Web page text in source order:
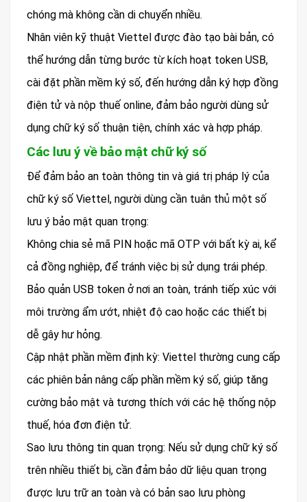
chóng mà không cần di chuyển nhiều.
Nhân viên kỹ thuật Viettel được đào tạo bài bản, có
thể hướng dẫn từng bước từ kích hoạt token USB,
cài đặt phần mềm ký số, đến hướng dẫn ký hợp đồng
điện tử và nộp thuế online, đảm bảo người dùng sử
dụng chữ ký số thuận tiện, chính xác và hợp pháp.
Các lưu ý về bảo mật chữ ký số
Để đảm bảo an toàn thông tin và giá trị pháp lý của
chữ ký số Viettel, người dùng cần tuân thủ một số
lưu ý bảo mật quan trọng:
Không chia sẻ mã PIN hoặc mã OTP với bất kỳ ai, kể
cả đồng nghiệp, để tránh việc bị sử dụng trái phép.
Bảo quản USB token ở nơi an toàn, tránh tiếp xúc với
môi trường ẩm ướt, nhiệt độ cao hoặc các thiết bị
dễ gây hư hỏng.
Cập nhật phần mềm định kỳ: Viettel thường cung cấp
các phiên bản nâng cấp phần mềm ký số, giúp tăng
cường bảo mật và tương thích với các hệ thống nộp
thuế, hóa đơn điện tử.
Sao lưu thông tin quan trọng: Nếu sử dụng chữ ký số
trên nhiều thiết bị, cần đảm bảo dữ liệu quan trọng
được lưu trữ an toàn và có bản sao lưu phòng